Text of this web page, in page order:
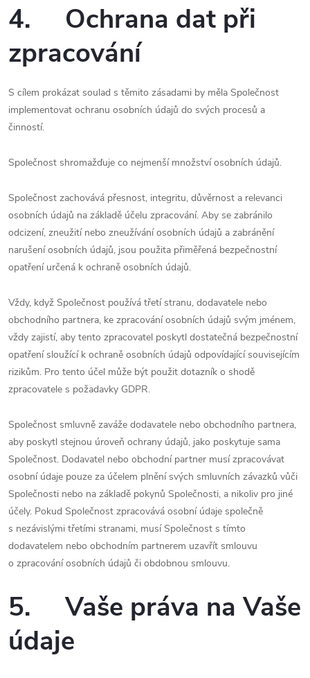
4. Ochrana dat při
zpracování
S cílem prokázat soulad s těmito zásadami by měla Společnost
implementovat ochranu osobních údajů do svých procesů a
činností.
Společnost shromažďuje co nejmenší množství osobních údajů.
Společnost zachovává přesnost, integritu, důvěrnost a relevanci
osobních údajů na základě účelu zpracování. Aby se zabránilo
odcizení, zneužití nebo zneužívání osobních údajů a zabránění
narušení osobních údajů, jsou použita přiměřená bezpečnostní
opatření určená k ochraně osobních údajů.
Vždy, když Společnost používá třetí stranu, dodavatele nebo
obchodního partnera, ke zpracování osobních údajů svým jménem,
vždy zajistí, aby tento zpracovatel poskytl dostatečná bezpečnostní
opatření sloužící k ochraně osobních údajů odpovídající souvisejícím
rizikům. Pro tento účel může být použit dotazník o shodě
zpracovatele s požadavky GDPR.
Společnost smluvně zaváže dodavatele nebo obchodního partnera,
aby poskytl stejnou úroveň ochrany údajů, jako poskytuje sama
Společnost. Dodavatel nebo obchodní partner musí zpracovávat
osobní údaje pouze za účelem plnění svých smluvních závazků vůči
Společnosti nebo na základě pokynů Společnosti, a nikoliv pro jiné
účely. Pokud Společnost zpracovává osobní údaje společně
s nezávislými třetími stranami, musí Společnost s tímto
dodavatelem nebo obchodním partnerem uzavřít smlouvu
o zpracování osobních údajů či obdobnou smlouvu.
5. Vaše práva na Vaše
údaje